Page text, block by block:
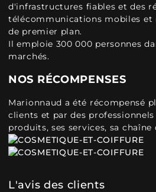
d'infrastructures fiables et des
télécommunications mobiles et
de premier plan.
Il emploie 300 000 personnes
marchés.
NOS RÉCOMPENSES
Marionnaud a été récompensé
clients et par des
produits, ses services, sa chaîne
L'avis des clients